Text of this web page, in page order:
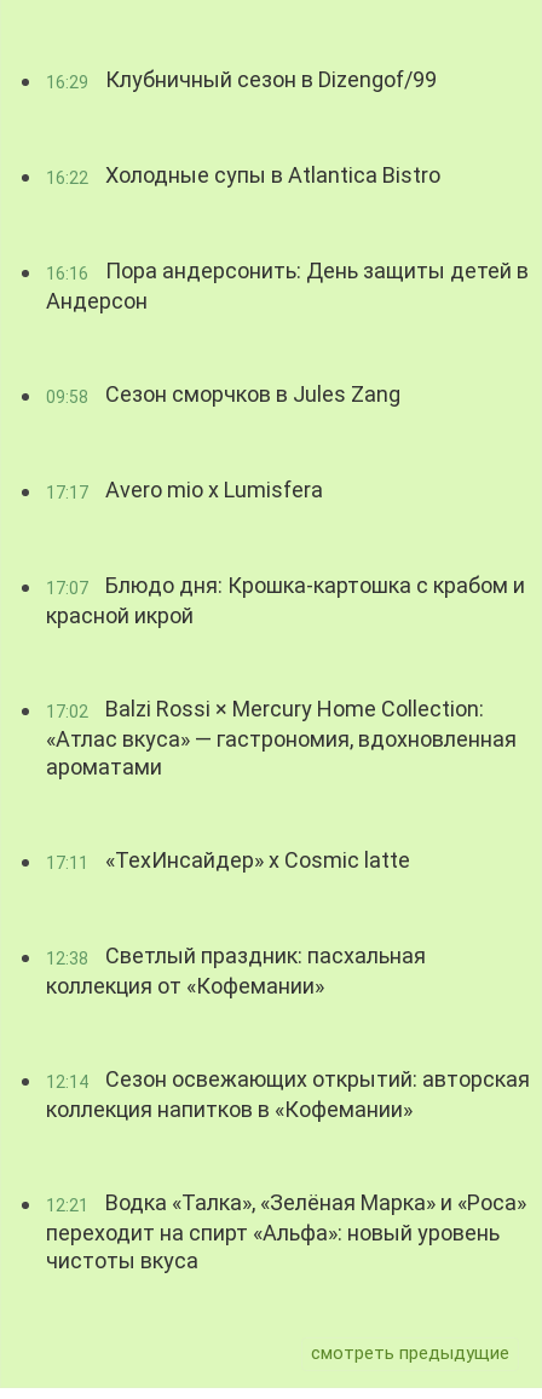
16:29 Клубничный сезон в Dizengof/99
16:22 Холодные супы в Atlantica Bistro
16:16
Пора андерсонить: День защиты детей в
Андерсон
09:58 Сезон сморчков в Jules Zang
17:17 Avero mio x Lumisfera
17:07
Блюдо дня: Крошка-картошка с крабом и
красной икрой
17:02
Balzi Rossi × Mercury Home Collection:
«Атлас вкуса» — гастрономия, вдохновленная
ароматами
17:11 «ТехИнсайдер» х Cosmic latte
12:38
Светлый праздник: пасхальная
коллекция от «Кофемании»
12:14
Сезон освежающих открытий: авторская
коллекция напитков в «Кофемании»
12:21
Водка «Талка», «Зелёная Марка» и «Роса»
переходит на спирт «Альфа»: новый уровень
чистоты вкуса
смотреть предыдущие